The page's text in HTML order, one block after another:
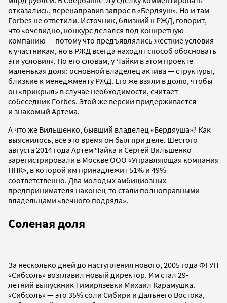
отказались, перенаправив запрос в «Бердяуш». Но и там
Forbes не ответили. Источник, близкий к РЖД, говорит,
что «очевидно, конкурс делался под конкретную
компанию — потому что предъявлялись жесткие условия
к участникам, но в РЖД всегда находят способ обосновать
эти условия». По его словам, у Чайки в этом проекте
маленькая доля: основной владелец актива — структуры,
близкие к менеджменту РЖД. Его же взяли в долю, чтобы
он «прикрыл» в случае необходимости, считает
собеседник Forbes. Этой же версии придерживается
и знакомый Артема.
А что же Вильшенко, бывший владелец «Бердяуша»? Как
выяснилось, все это время он был при деле. Шестого
августа 2014 года Артем Чайка и Сергей Вильшенко
зарегистрировали в Москве ООО «Управляющая компания
ПНК», в которой им принадлежит 51% и 49%
соответственно. Два молодых амбициозных
предпринимателя наконец-то стали полноправными
владельцами «вечного подряда».
Соленая доля
За несколько дней до наступления нового, 2005 года ФГУП
«Сибсоль» возглавил новый директор. Им стал 29-
летний выпускник Тимирязевки Михаил Карамушка.
«Сибсоль» — это 35% соли Сибири и Дальнего Востока,